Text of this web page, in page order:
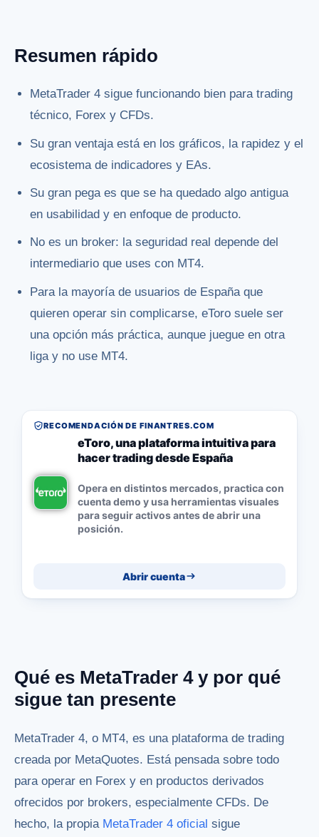
Resumen rápido
MetaTrader 4 sigue funcionando bien para trading
técnico, Forex y CFDs.
Su gran ventaja está en los gráficos, la rapidez y el
ecosistema de indicadores y EAs.
Su gran pega es que se ha quedado algo antigua
en usabilidad y en enfoque de producto.
No es un broker: la seguridad real depende del
intermediario que uses con MT4.
Para la mayoría de usuarios de España que
quieren operar sin complicarse, eToro suele ser
una opción más práctica, aunque juegue en otra
liga y no use MT4.
RECOMENDACIÓN DE FINANTRES.COM
eToro, una plataforma intuitiva para
hacer trading desde España
Opera en distintos mercados, practica con
cuenta demo y usa herramientas visuales
para seguir activos antes de abrir una
posición.
Abrir cuenta
Qué es MetaTrader 4 y por qué
sigue tan presente
MetaTrader 4, o MT4, es una plataforma de trading
creada por MetaQuotes. Está pensada sobre todo
para operar en Forex y en productos derivados
ofrecidos por brokers, especialmente CFDs. De
hecho, la propia MetaTrader 4 oficial sigue